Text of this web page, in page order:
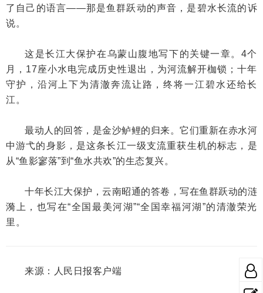
了自己的语言——那是鱼群跃动的声音，是碧水长流的诉
说。
这是长江大保护在乌蒙山腹地写下的关键一章。4个
月，17座小水电完成历史性退出，为河流解开枷锁；十年
守护，沿河上下为清澈奔流让路，终将一江碧水还给长
江。
最动人的回答，是金沙鲈鲤的归来。它们重新在赤水河
中游弋的身影，是这条长江一级支流重获生机的标志，是
从“鱼影寥落”到“鱼水共欢”的生态复兴。
十年长江大保护，云南昭通的答卷，写在鱼群跃动的涟
漪上，也写在“全国最美河湖”“全国幸福河湖”的清澈荣光
里。
来源：人民日报客户端